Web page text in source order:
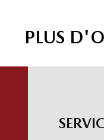
PLUS